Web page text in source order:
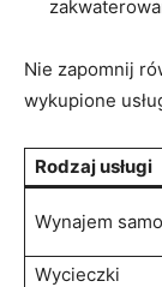
Nie ‌zapomnij
wykupione
Rodzaj usługi
Wynajem
Wycieczki